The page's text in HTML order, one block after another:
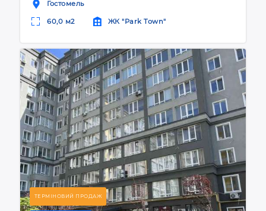
Гостомель
60,0 м2 ЖК "Park Town"
ТЕРМІНОВИЙ ПРОДАЖ